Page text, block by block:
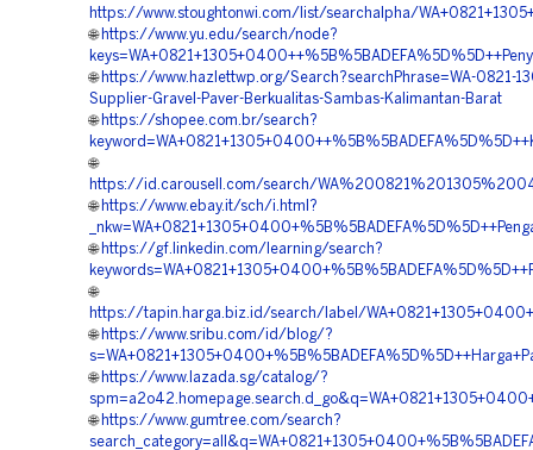
https://www.stoughtonwi.com/list/searchalpha/
🌐 https://www.yu.edu/search/node?
🌐 https://www.hazlettwp.org/Search?searchPhrase=WA-0821-
Supplier-Gravel-Paver-Berkualitas-Sambas-Kalimantan-Barat
🌐 https://shopee.com.br/search?
🌐
https://id.carousell.com/search/
🌐 https://www.ebay.it/sch/i.html?
🌐 https://gf.linkedin.com/learning/search?
🌐
https://tapin.harga.biz.id/search/label/
🌐 https://www.sribu.com/id/blog/?
🌐 https://www.lazada.sg/catalog/?
🌐 https://www.gumtree.com/search?